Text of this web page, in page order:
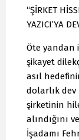
“ŞİRKET
YAZICI’YA
Öte yandan
şikayet
asıl
dolarlık
şirketinin
alındığını
İşadamı